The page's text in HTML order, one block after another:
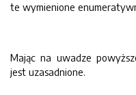
te wymienione
Mając na uwadze
jest uzasadnione.